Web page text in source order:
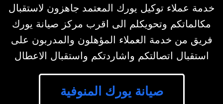
خدمة عملاء توكيل يورك المعتمد جاهزون لاستقبال
مكالماتكم وتحويكلم الى اقرب مركز صيانة يورك
فريق من خدمة العملاء المؤهلون والمدربون على
استقبال اتصالتكم واشاردتكم واستقبال الاعطال
صيانة يورك المنوفية